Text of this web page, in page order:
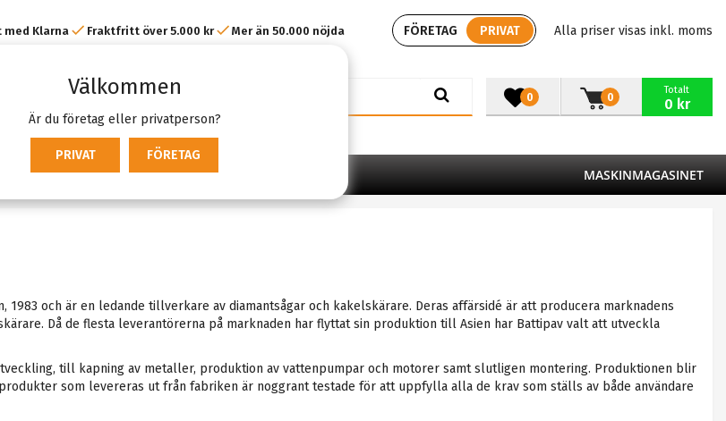
Välkommen
Är du företag eller privatperson?
PRIVAT FÖRETAG
FÖRETAG PRIVAT Alla priser visas inkl. moms
Klarna Fraktfritt över 5.000 kr Mer än 50.000 nöjda
0
Totalt
0 kr
0
MASKINMAGASINET
1983 och är en ledande tillverkare av diamantsågar och kakelskärare. Deras affärsidé är att producera marknadens
Då de flesta leverantörerna på marknaden har flyttat sin produktion till Asien har Battipav valt att utveckla
till kapning av metaller, produktion av vattenpumpar och motorer samt slutligen montering. Produktionen blir
som levereras ut från fabriken är noggrant testade för att uppfylla alla de krav som ställs av både användare